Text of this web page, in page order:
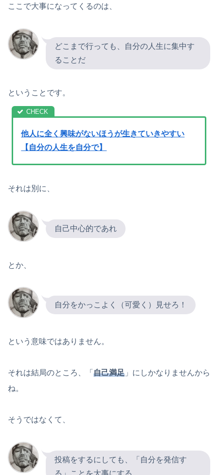
ここで大事になってくるのは、
どこまで行っても、自分の人生に集中す
ることだ
ということです。
他人に全く興味がないほうが生きていきやすい
【自分の人生を自分で】
それは別に、
自己中心的であれ
とか、
自分をかっこよく（可愛く）見せろ！
という意味ではありません。
それは結局のところ、「 自己満足 」にしかなりませんから
ね。
そうではなくて、
投稿をするにしても、「自分を発信す